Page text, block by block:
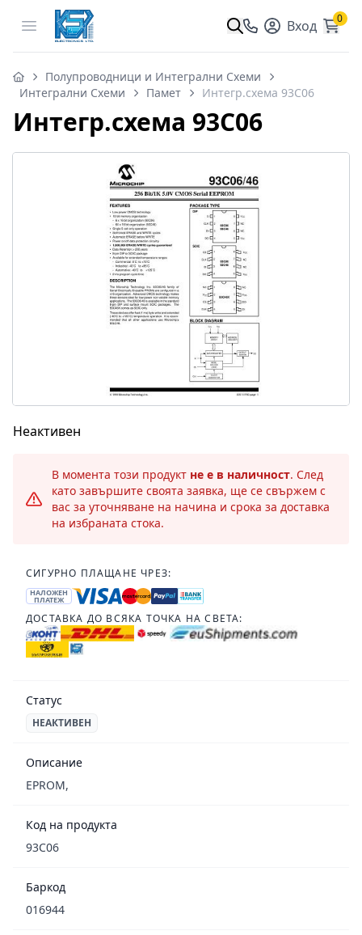
Open menu Вход 0
Полупроводници и Интегрални Схеми
Интегрални Схеми
Памет Интегр.схема 93C06
Интегр.схема 93C06
Неактивен
В момента този продукт не е в наличност. След
като завършите своята заявка, ще се свържем с
вас за уточняване на начина и срока за доставка
на избраната стока.
СИГУРНО ПЛАЩАНЕ ЧРЕЗ:
НАЛОЖЕН
ПЛАТЕЖ
ДОСТАВКА ДО ВСЯКА ТОЧКА НА СВЕТА:
Статус
НЕАКТИВЕН
Описание
EPROM,
Код на продукта
93C06
Баркод
016944